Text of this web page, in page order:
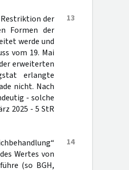
13
Restriktion der
Formen der
werde und
vom 19. Mai
erweiterten
erlangte
nicht. Nach
- solche
2025 - 5 StR
14
Wertes von
(so BGH,